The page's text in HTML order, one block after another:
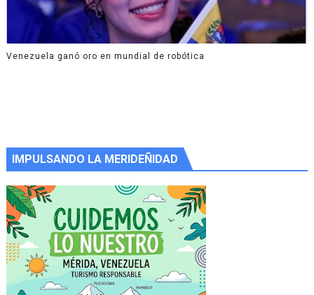
Venezuela ganó oro en mundial de robótica
IMPULSANDO LA MERIDEÑIDAD